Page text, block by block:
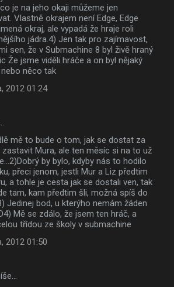
je na jeho okaji můžeme jen
Vlastně okrajem není Edge, Edge
okraj, ale vypadá že hraje roli
jádra.4) Jen tak pro zajímavost,
sen, že v Submachine 8 byl živě hraný
Že jsme viděli hráče a on byl nějaký
něco tak
2012 01:24
mě to bude o tom, jak se dostat za
zastavit Mura, ale ten měsíc si na to už
by bylo, kdyby nás to hodilo
přeci jenom, jestli Mur a Liz předtim
a tohle je cesta jak se dostali ven, tak
tam, kam předtim šli, možná spíš do
Jedinej bod, u kterýho nemám žáden
Mě se zdálo, že jsem ten hráč, a
třídou ze školy v submachine
2012 01:50